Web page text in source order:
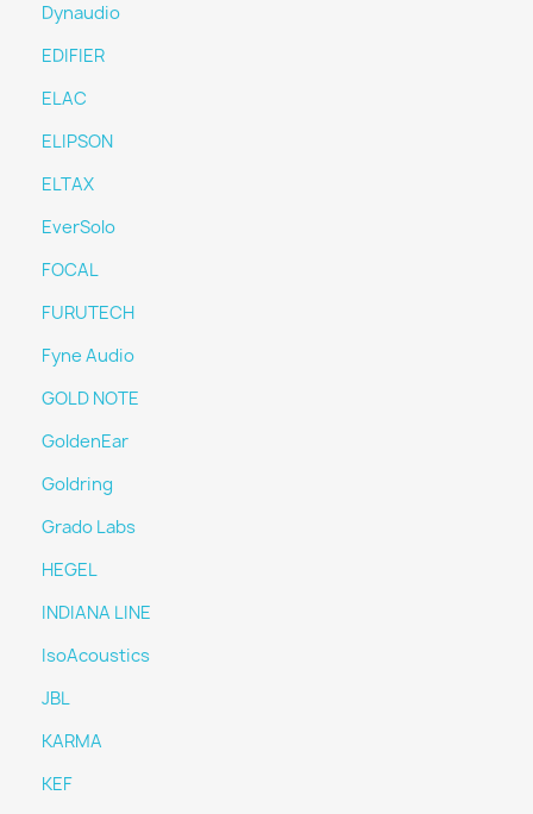
Dynaudio
EDIFIER
ELAC
ELIPSON
ELTAX
EverSolo
FOCAL
FURUTECH
Fyne Audio
GOLD NOTE
GoldenEar
Goldring
Grado Labs
HEGEL
INDIANA LINE
IsoAcoustics
JBL
KARMA
KEF